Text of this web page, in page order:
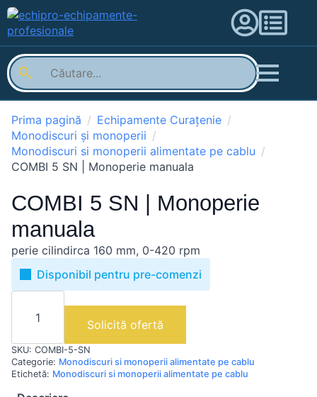
Prima pagină
Echipamente Curațenie
Monodiscuri și monoperii
Monodiscuri si monoperii alimentate pe cablu
COMBI 5 SN | Monoperie manuala
COMBI 5 SN | Monoperie
manuala
perie cilindirca 160 mm, 0-420 rpm
Disponibil pentru pre-comenzi
Cantitate
|
Monoperie
manuala
Solicită ofertă
SKU: COMBI-5-SN
Categorie: Monodiscuri si monoperii alimentate pe cablu
Etichetă: Monodiscuri si monoperii alimentate pe cablu